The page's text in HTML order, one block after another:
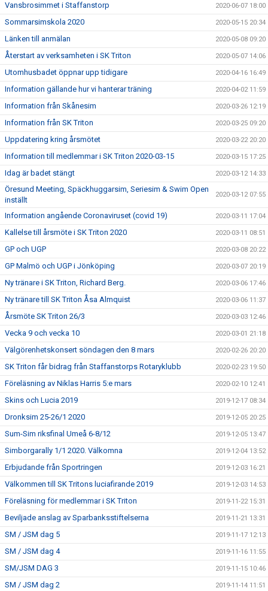
Vansbrosimmet i Staffanstorp 2020-06-07 18:00
Sommarsimskola 2020 2020-05-15 20:34
Länken till anmälan 2020-05-08 09:20
Återstart av verksamheten i SK Triton 2020-05-07 14:06
Utomhusbadet öppnar upp tidigare 2020-04-16 16:49
Information gällande hur vi hanterar träning 2020-04-02 11:59
Information från Skånesim 2020-03-26 12:19
Information från SK Triton 2020-03-25 09:20
Uppdatering kring årsmötet 2020-03-22 20:20
Information till medlemmar i SK Triton 2020-03-15 2020-03-15 17:25
Idag är badet stängt 2020-03-12 14:33
Öresund Meeting, Späckhuggarsim, Seriesim & Swim Open
inställt
2020-03-12 07:55
Information angående Coronaviruset (covid 19) 2020-03-11 17:04
Kallelse till årsmöte i SK Triton 2020 2020-03-11 08:51
GP och UGP 2020-03-08 20:22
GP Malmö och UGP i Jönköping 2020-03-07 20:19
Ny tränare i SK Triton, Richard Berg. 2020-03-06 17:46
Ny tränare till SK Triton Åsa Almquist 2020-03-06 11:37
Årsmöte SK Triton 26/3 2020-03-03 12:46
Vecka 9 och vecka 10 2020-03-01 21:18
Välgörenhetskonsert söndagen den 8 mars 2020-02-26 20:20
SK Triton får bidrag från Staffanstorps Rotaryklubb 2020-02-23 19:50
Föreläsning av Niklas Harris 5:e mars 2020-02-10 12:41
Skins och Lucia 2019 2019-12-17 08:34
Dronksim 25-26/1 2020 2019-12-05 20:25
Sum-Sim riksfinal Umeå 6-8/12 2019-12-05 13:47
Simborgarally 1/1 2020. Välkomna 2019-12-04 13:52
Erbjudande från Sportringen 2019-12-03 16:21
Välkommen till SK Tritons luciafirande 2019 2019-12-03 14:53
Föreläsning för medlemmar i SK Triton 2019-11-22 15:31
Beviljade anslag av Sparbanksstiftelserna 2019-11-21 13:31
SM / JSM dag 5 2019-11-17 12:13
SM / JSM dag 4 2019-11-16 11:55
SM/JSM DAG 3 2019-11-15 10:46
SM / JSM dag 2 2019-11-14 11:51